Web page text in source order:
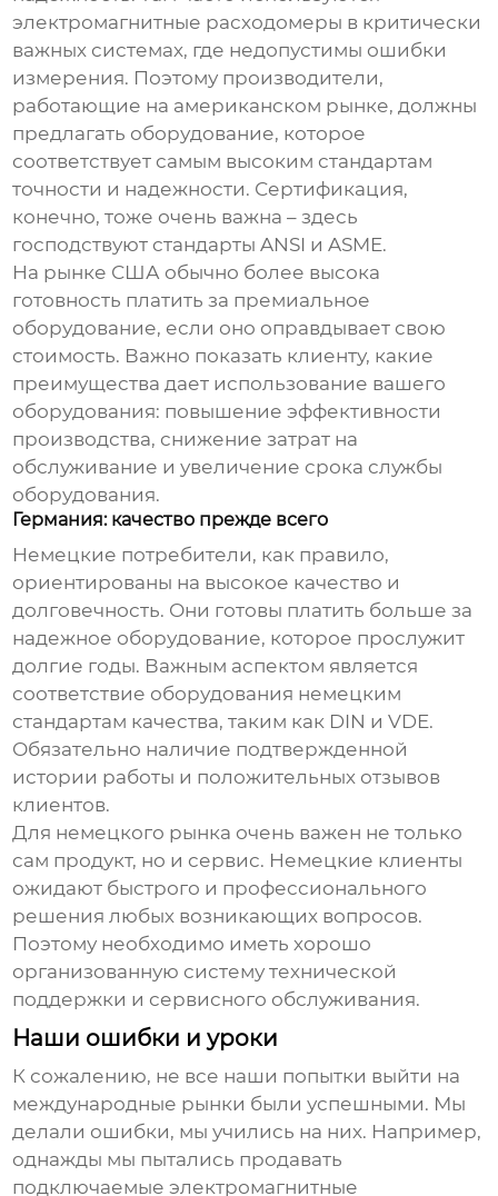
электромагнитные расходомеры в критически
важных системах, где недопустимы ошибки
измерения. Поэтому производители,
работающие на американском рынке, должны
предлагать оборудование, которое
соответствует самым высоким стандартам
точности и надежности. Сертификация,
конечно, тоже очень важна – здесь
господствуют стандарты ANSI и ASME.
На рынке США обычно более высока
готовность платить за премиальное
оборудование, если оно оправдывает свою
стоимость. Важно показать клиенту, какие
преимущества дает использование вашего
оборудования: повышение эффективности
производства, снижение затрат на
обслуживание и увеличение срока службы
оборудования.
Германия: качество прежде всего
Немецкие потребители, как правило,
ориентированы на высокое качество и
долговечность. Они готовы платить больше за
надежное оборудование, которое прослужит
долгие годы. Важным аспектом является
соответствие оборудования немецким
стандартам качества, таким как DIN и VDE.
Обязательно наличие подтвержденной
истории работы и положительных отзывов
клиентов.
Для немецкого рынка очень важен не только
сам продукт, но и сервис. Немецкие клиенты
ожидают быстрого и профессионального
решения любых возникающих вопросов.
Поэтому необходимо иметь хорошо
организованную систему технической
поддержки и сервисного обслуживания.
Наши ошибки и уроки
К сожалению, не все наши попытки выйти на
международные рынки были успешными. Мы
делали ошибки, мы учились на них. Например,
однажды мы пытались продавать
подключаемые электромагнитные